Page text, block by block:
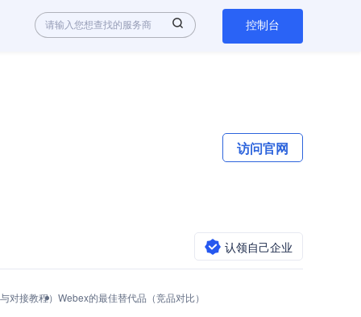
控制台
访问官网
认领自己企业
对接教程） Webex的最佳替代品（竞品对比）